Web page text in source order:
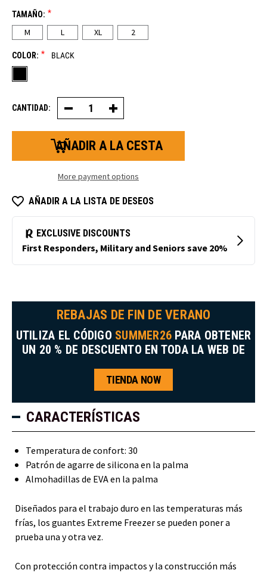
TAMAÑO: *
M L XL 2
COLOR: * BLACK
CANTIDAD: Decrease
Quantity
of
Extreme
Freezer
Increase
Quantity
of
Freezer
More payment options
AÑADIR A LA LISTA DE DESEOS
REBAJAS DE FIN DE VERANO
UTILIZA EL CÓDIGO SUMMER26 PARA OBTENER
UN 20 % DE DESCUENTO EN TODA LA WEB DE
TIENDA NOW
CARACTERÍSTICAS
Temperatura de confort: 30
Patrón de agarre de silicona en la palma
Almohadillas de EVA en la palma
Diseñados para el trabajo duro en las temperaturas más
frías, los guantes Extreme Freezer se pueden poner a
prueba una y otra vez.
Con protección contra impactos y la construcción más